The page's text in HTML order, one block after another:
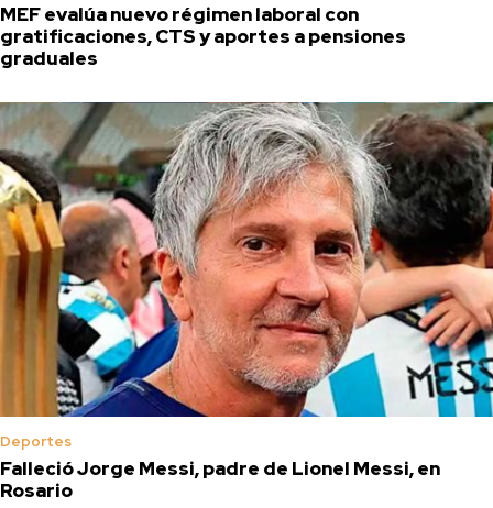
MEF evalúa nuevo régimen laboral con
gratificaciones, CTS y aportes a pensiones
graduales
Deportes
Falleció Jorge Messi, padre de Lionel Messi, en
Rosario